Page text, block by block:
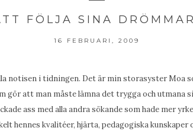
FÖLJA SINA
16 FEBRUARI, 2009
notisen i tidningen. Det är min storasyster Moa
gör att man måste lämna det trygga och utmana
ass med alla andra sökande som hade mer
hennes kvalitéer, hjärta, pedagogiska